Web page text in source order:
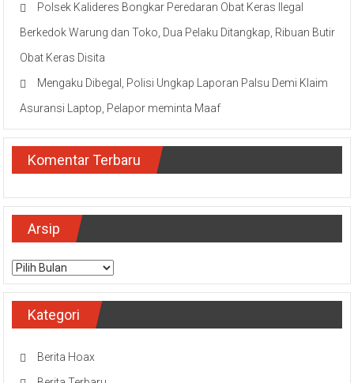
Polsek Kalideres Bongkar Peredaran Obat Keras Ilegal
Berkedok Warung dan Toko, Dua Pelaku Ditangkap, Ribuan Butir
Obat Keras Disita
Mengaku Dibegal, Polisi Ungkap Laporan Palsu Demi Klaim
Asuransi Laptop, Pelapor meminta Maaf
Komentar Terbaru
Arsip
Arsip
Kategori
Berita Hoax